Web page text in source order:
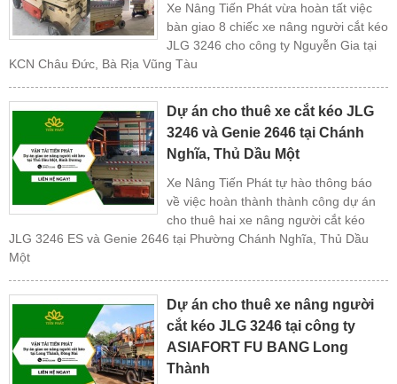
Xe Nâng Tiến Phát vừa hoàn tất việc
bàn giao 8 chiếc xe nâng người cắt kéo
JLG 3246 cho công ty Nguyễn Gia tại
KCN Châu Đức, Bà Rịa Vũng Tàu
Dự án cho thuê xe cắt kéo JLG
3246 và Genie 2646 tại Chánh
Nghĩa, Thủ Dầu Một
Xe Nâng Tiến Phát tự hào thông báo
về việc hoàn thành thành công dự án
cho thuê hai xe nâng người cắt kéo
JLG 3246 ES và Genie 2646 tại Phường Chánh Nghĩa, Thủ Dầu
Một
Dự án cho thuê xe nâng người
cắt kéo JLG 3246 tại công ty
ASIAFORT FU BANG Long
Thành